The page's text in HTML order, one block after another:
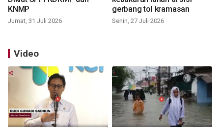
KNMP
Jumat, 31 Juli 2026
gerbang tol kramasan
Senin, 27 Juli 2026
Video